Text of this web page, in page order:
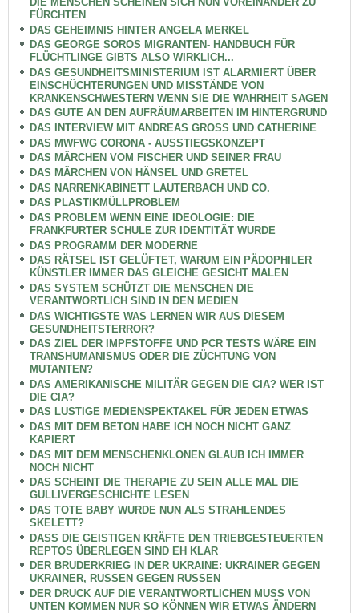
FÜRCHTEN
DAS GEHEIMNIS HINTER ANGELA MERKEL
DAS GEORGE SOROS MIGRANTEN- HANDBUCH FÜR
FLÜCHTLINGE GIBTS ALSO WIRKLICH...
DAS GESUNDHEITSMINISTERIUM IST ALARMIERT ÜBER
EINSCHÜCHTERUNGEN UND MISSTÄNDE VON
KRANKENSCHWESTERN WENN SIE DIE WAHRHEIT SAGEN
DAS GUTE AN DEN AUFRÄUMARBEITEN IM HINTERGRUND
DAS INTERVIEW MIT ANDREAS GROSS UND CATHERINE
DAS MWFWG CORONA - AUSSTIEGSKONZEPT
DAS MÄRCHEN VOM FISCHER UND SEINER FRAU
DAS MÄRCHEN VON HÄNSEL UND GRETEL
DAS NARRENKABINETT LAUTERBACH UND CO.
DAS PLASTIKMÜLLPROBLEM
DAS PROBLEM WENN EINE IDEOLOGIE: DIE
FRANKFURTER SCHULE ZUR IDENTITÄT WURDE
DAS PROGRAMM DER MODERNE
DAS RÄTSEL IST GELÜFTET, WARUM EIN PÄDOPHILER
KÜNSTLER IMMER DAS GLEICHE GESICHT MALEN
DAS SYSTEM SCHÜTZT DIE MENSCHEN DIE
VERANTWORTLICH SIND IN DEN MEDIEN
DAS WICHTIGSTE WAS LERNEN WIR AUS DIESEM
GESUNDHEITSTERROR?
DAS ZIEL DER IMPFSTOFFE UND PCR TESTS WÄRE EIN
TRANSHUMANISMUS ODER DIE ZÜCHTUNG VON
MUTANTEN?
DAS AMERIKANISCHE MILITÄR GEGEN DIE CIA? WER IST
DIE CIA?
DAS LUSTIGE MEDIENSPEKTAKEL FÜR JEDEN ETWAS
DAS MIT DEM BETON HABE ICH NOCH NICHT GANZ
KAPIERT
DAS MIT DEM MENSCHENKLONEN GLAUB ICH IMMER
NOCH NICHT
DAS SCHEINT DIE THERAPIE ZU SEIN ALLE MAL DIE
GULLIVERGESCHICHTE LESEN
DAS TOTE BABY WURDE NUN ALS STRAHLENDES
SKELETT?
DASS DIE GEISTIGEN KRÄFTE DEN TRIEBGESTEUERTEN
REPTOS ÜBERLEGEN SIND EH KLAR
DER BRUDERKRIEG IN DER UKRAINE: UKRAINER GEGEN
UKRAINER, RUSSEN GEGEN RUSSEN
DER DRUCK AUF DIE VERANTWORTLICHEN MUSS VON
UNTEN KOMMEN NUR SO KÖNNEN WIR ETWAS ÄNDERN